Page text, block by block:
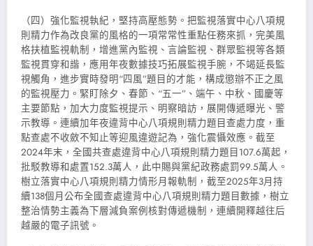
（四）強化監視執紀，堅持高壓態勢。把監視落實中心八項規
則精力作為改良黨的風格的一項常常性重點任務來抓，完美風
格扶植監視軌制，增進黨內監視、言論監視、群眾監視等各類
監視貫穿和諧，應用年夜數據技巧拓展監視手腕，不竭延長監
視觸角，進步實時發明“四風”題目的才能，構成懲辦不正之風
的監視壓力。緊盯除夕、春節、“五一”、端午、中秋、國慶等
主要節點，加大力度監視提示、明察暗訪，展開傳遞曝光、警
示教導。連續加年夜違背中心八項規則精力題目查處力度，重
點查處不收斂不知止等迎風違遊記為，強化震懾效應。截至
2024年末，全國共查處違背中心八項規則精力題目107.6萬起，
批駁教導和處置152.3萬人，此中賜與黨紀政務處罰99.5萬人。
樹立落實中心八項規則精力情形月報軌制，截至2025年3月持
續138個月公布全國查處違背中心八項規則精力題目數據，樹立
整治情勢主義為下層減負案例核對傳遞機制，連續開釋越往后
越嚴的電子訊號。